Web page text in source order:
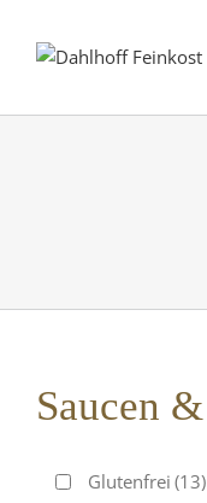
Saucen
Glutenfrei (13)